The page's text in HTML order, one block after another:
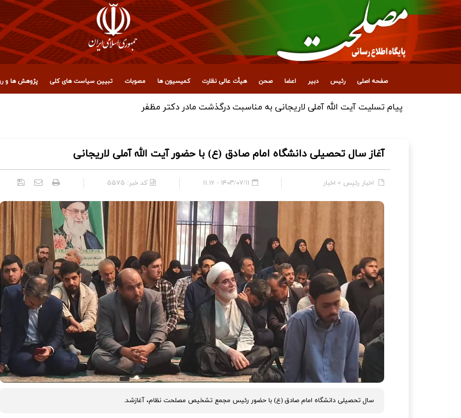
صفحه اصلی رئیس دبیر اعضا صحن هیأت عالی نظارت کمیسیون ها مصوبات تبیین سیاست های کلی پژوهش ها و
پیام تقدیر آیت‌الله آملی لاریجانی از ملت ایران، عراق و آزادگان جهان برای حضور میلیونی در تشییع رهبر شهید
آغاز سال تحصیلی دانشگاه امام صادق (ع) با حضور آیت الله آملی لاریجانی
اخبار رئیس » اخبار ۱۴۰۳/۰۷/۱۱ - ۱۱:۱۶ کد خبر: ۵۵۷۵
سال تحصیلی دانشگاه امام صادق (ع) با حضور رئیس مجمع تشخیص مصلحت نظام، آغازشد.